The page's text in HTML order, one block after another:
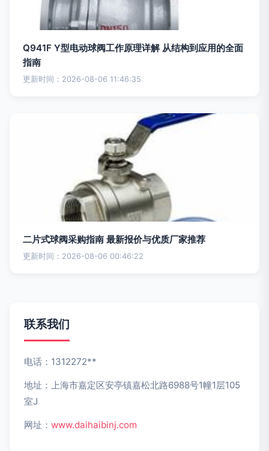
Q941F Y型电动球阀工作原理详解 从结构到应用的全面
指南
更新时间：2026-08-06 11:46:35
二片式球阀采购指南 最新报价与优质厂家推荐
更新时间：2026-08-06 00:46:22
联系我们
电话：1312272**
地址：上海市嘉定区安亭镇嘉松北路6988号1幢1层105
室J
网址： www.daihaibinj.com